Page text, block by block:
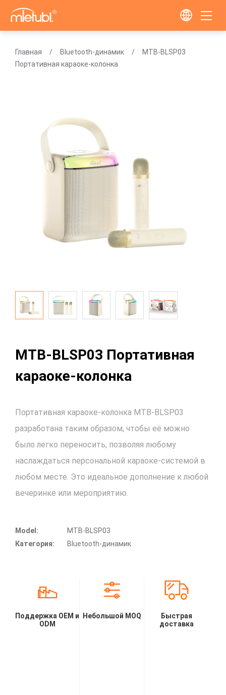
Главная Bluetooth-динамик
MTB-BLSP03
Портативная караоке-колонка
MTB-BLSP03 Портативная
караоке-колонка
Портативная караоке-колонка MTB-BLSP03
разработана таким образом, чтобы её можно
было легко переносить, позволяя любому
наслаждаться персональной караоке-системой в
любом месте. Это идеальное дополнение к любой
вечеринке или мероприятию.
Model:
MTB-BLSP03
Категория:
Bluetooth-динамик
Поддержка OEM и
ODM
Небольшой MOQ
Быстрая
доставка